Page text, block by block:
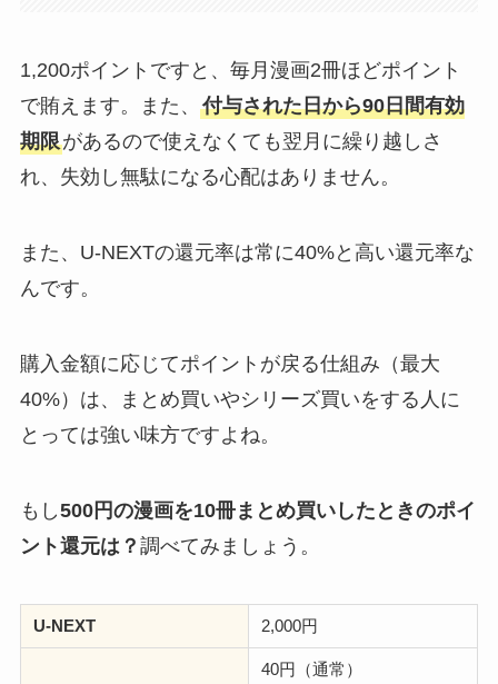
1,200ポイントですと、毎月漫画2冊ほどポイント
で賄えます。また、 付与された日から90日間有効
期限があるので使えなくても翌月に繰り越しさ
れ、失効し無駄になる心配はありません。
また、U-NEXTの還元率は常に40%と高い還元率な
んです。
購入金額に応じてポイントが戻る仕組み（最大
40%）は、まとめ買いやシリーズ買いをする人に
とっては強い味方ですよね。
もし500円の漫画を10冊まとめ買いしたときのポイ
ント還元は？ 調べてみましょう。
U-NEXT 2,000円
40円（通常）